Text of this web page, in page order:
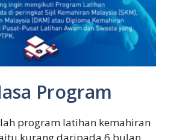
Program
program latihan kemahiran